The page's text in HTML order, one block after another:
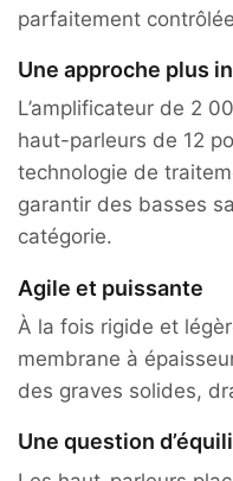
parfaitement
Une approche plus
L’amplificateur de 2
haut-parleurs de 12
technologie de
garantir des basses
catégorie.
Agile et puissante
À la fois rigide et
membrane à
des graves solides,
Une question